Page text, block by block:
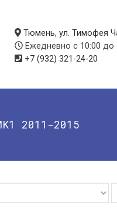
Тюмень, ул. Тимофея
Ежедневно с 10:00 до
+7 (932) 321-24-20
2011-2015